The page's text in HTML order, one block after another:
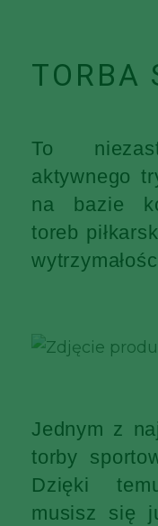
TORBA
To
aktywnego
na bazie
toreb
Jednym z
torby
Dzięki
musisz się